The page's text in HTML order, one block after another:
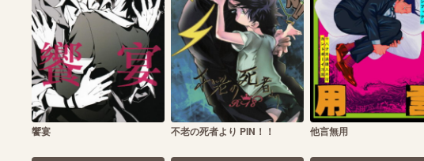
饗宴 不老の死者より PIN！！ 他言無用